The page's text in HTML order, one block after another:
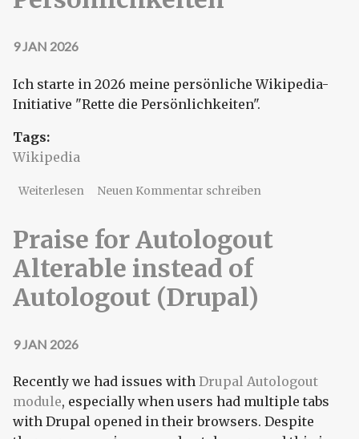
9 JAN 2026
Ich starte in 2026 meine persönliche Wikipedia-
Initiative "Rette die Persönlichkeiten".
Tags:
Wikipedia
Weiterlesen über Wikipedia - Initiative "Rette die
Neuen Kommentar schreiben
Praise for Autologout
Alterable instead of
Autologout (Drupal)
9 JAN 2026
Recently we had issues with Drupal Autologout
module, especially when users had multiple tabs
with Drupal opened in their browsers. Despite